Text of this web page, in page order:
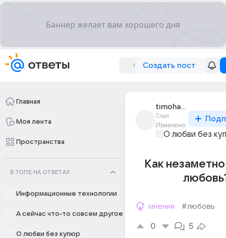
Создать пост
Главная
Моя лента
Пространства
В ТОПЕ НА ОТВЕТАХ
Информационные технологии
А сейчас что-то совсем другое
О любви без купюр
timoham
7лет
Изменено
О любви без
Как
мнения #любовь
0 5